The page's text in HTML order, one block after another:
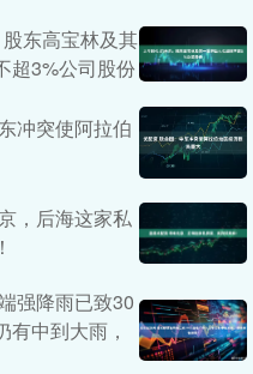
东高宝林及其
超3%公司股份
冲突使阿拉伯
，后海这家私
强降雨已致30
有中到大雨，